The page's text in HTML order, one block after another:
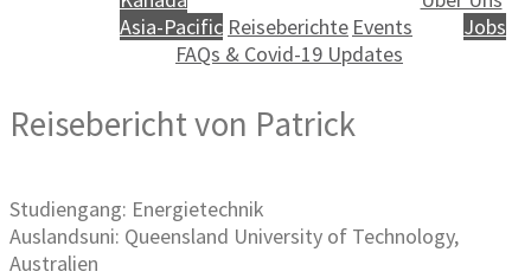
Asia-Pacific Reiseberichte Events
Jobs
FAQs & Covid-19 Updates
Reisebericht von Patrick
Studiengang: Energietechnik
Auslandsuni: Queensland University of Technology,
Australien